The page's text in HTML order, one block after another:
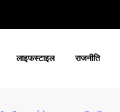
लाइफस्टाइल राजनीति